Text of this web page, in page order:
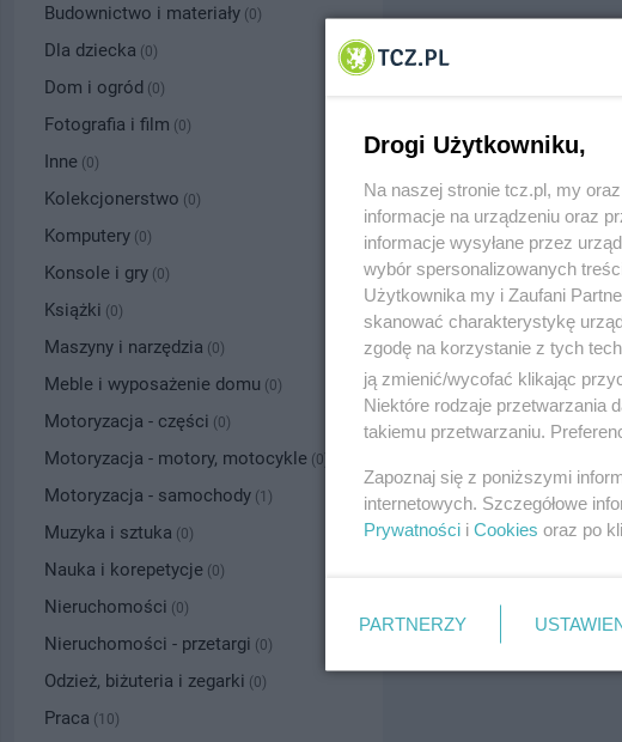
Budownictwo i materiały (0)
Dla dziecka (0)
Dom i ogród (0)
Fotografia i film (0)
Inne (0)
Kolekcjonerstwo (0)
Komputery (0)
Konsole i gry (0)
Książki (0)
Maszyny i narzędzia (0)
Meble i wyposażenie domu (0)
Motoryzacja - części (0)
Motoryzacja - motory, motocykle (0)
Motoryzacja - samochody (1)
Muzyka i sztuka (0)
Nauka i korepetycje (0)
Nieruchomości (0)
Nieruchomości - przetargi (0)
Odzież, biżuteria i zegarki (0)
Praca (10)
Drogi Użytkowniku,
Na naszej stronie tcz.pl, my
informacje na urządzeniu oraz
informacje wysyłane przez
wybór spersonalizowanych
Użytkownika my i Zaufani
skanować charakterystykę
zgodę na korzystanie z tych
ją zmienić/wycofać klikając
Niektóre rodzaje przetwarzania
takiemu przetwarzaniu.
Zapoznaj się z poniższymi
internetowych. Szczegółowe
Prywatności i Cookies oraz po
PARTNERZY